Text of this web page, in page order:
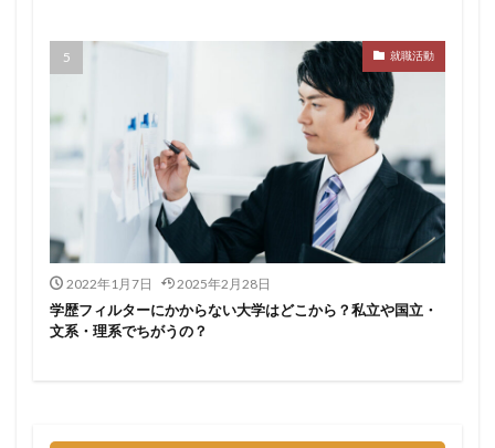
就職活動
2022年1月7日 2025年2月28日
学歴フィルターにかからない大学はどこから？私立や国立・
文系・理系でちがうの？
CAMPUS CAREER
20代
dodaキャンパス
2025卒
2024卒
2024
2023 1年目
1ヵ月未満
DiG UP CAREER DYM就職
Sier
SE Re就活
Premiumスカウト
pacebox
ONECAREER OfferBox
NNT
Meets Company
Maenomery
JOBRASS新卒
JAIC